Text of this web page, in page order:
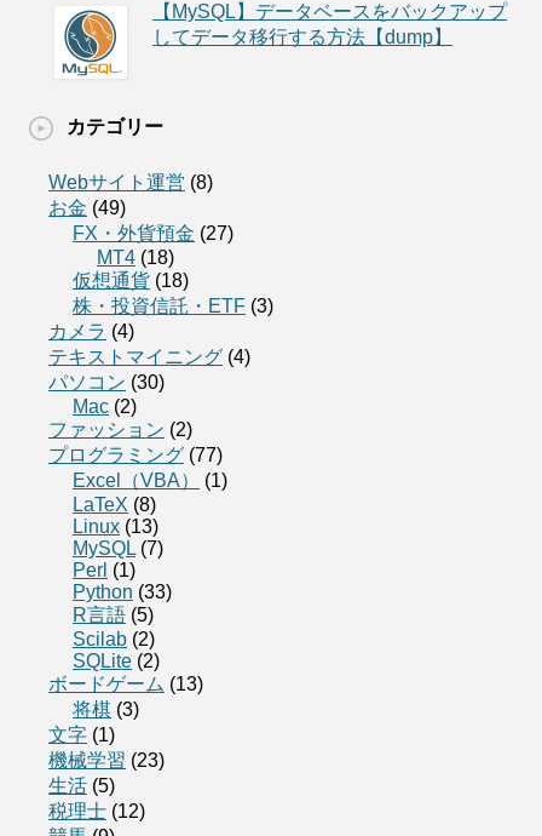
【MySQL】データベースをバックアップ
してデータ移行する方法【dump】
カテゴリー
Webサイト運営 (8)
お金 (49)
FX・外貨預金 (27)
MT4 (18)
仮想通貨 (18)
株・投資信託・ETF (3)
カメラ (4)
テキストマイニング (4)
パソコン (30)
Mac (2)
ファッション (2)
プログラミング (77)
Excel（VBA）
(1)
LaTeX (8)
Linux (13)
MySQL (7)
Perl (1)
Python (33)
R言語 (5)
Scilab (2)
SQLite (2)
ボードゲーム (13)
将棋 (3)
文字 (1)
機械学習 (23)
生活 (5)
税理士 (12)